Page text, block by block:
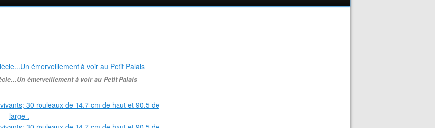
émerveillement à voir au Petit Palais